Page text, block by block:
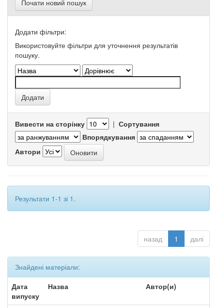
Почати новий пошук
Додати фільтри:
Використовуйте фільтри для уточнення результатів
пошуку.
Вивести на сторінку | Сортування
Впорядкування
Автори
Результати 1-1 зі 1.
назад 1 далі
Знайдені матеріали:
Дата
випуску
Назва Автор(и)